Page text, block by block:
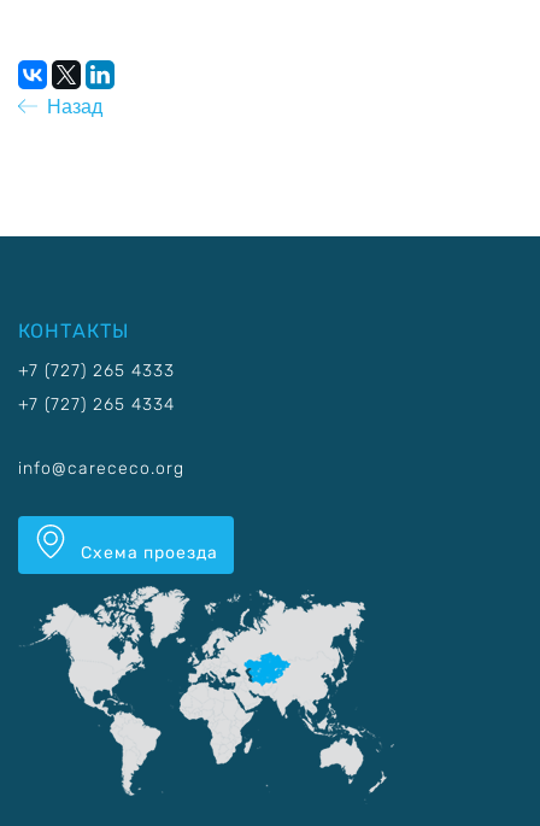
Назад
КОНТАКТЫ
+7 (727) 265 4333
+7 (727) 265 4334
info@carececo.org
Схема проезда